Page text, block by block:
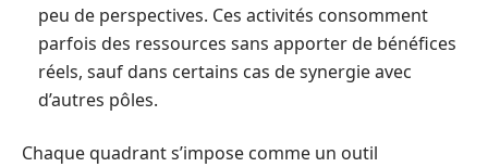
peu de perspectives. Ces activités consomment
parfois des ressources sans apporter de bénéfices
réels, sauf dans certains cas de synergie avec
d’autres pôles.
Chaque quadrant s’impose comme un outil